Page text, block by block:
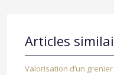
Articles
Valorisation d’un grenier